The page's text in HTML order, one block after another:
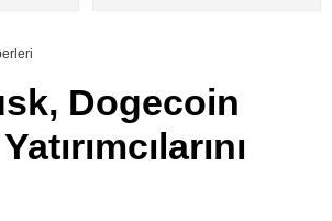
Youtube
TikTok
Dogecoin